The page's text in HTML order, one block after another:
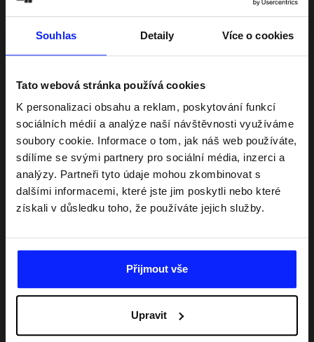
Souhlas Detaily Více o cookies
Tato webová stránka používá cookies
K personalizaci obsahu a reklam, poskytování funkcí
sociálních médií a analýze naší návštěvnosti využíváme
soubory cookie. Informace o tom, jak náš web používáte,
sdílíme se svými partnery pro sociální média, inzerci a
analýzy. Partneři tyto údaje mohou zkombinovat s
dalšími informacemi, které jste jim poskytli nebo které
získali v důsledku toho, že používáte jejich služby.
Přijmout vše
Upravit